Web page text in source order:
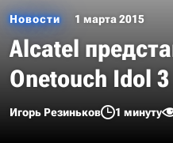
Новости 1 марта 2015
Alcatel
Onetouch Idol 3
Игорь Резиньков 1 минуту